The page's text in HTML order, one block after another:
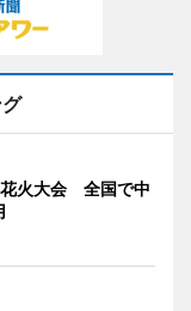
火大会 全国で中